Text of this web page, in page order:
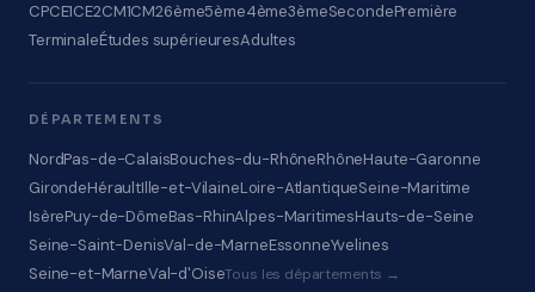
CPCE1CE2CM1CM26ème5ème4ème3èmeSecondePremière
TerminaleÉtudes supérieuresAdultes
DÉPARTEMENTS
NordPas-de-CalaisBouches-du-RhôneRhôneHaute-Garonne
GirondeHéraultIlle-et-VilaineLoire-AtlantiqueSeine-Maritime
IsèrePuy-de-DômeBas-RhinAlpes-MaritimesHauts-de-Seine
Seine-Saint-DenisVal-de-MarneEssonneYvelines
Seine-et-MarneVal-d'OiseTous les départements →